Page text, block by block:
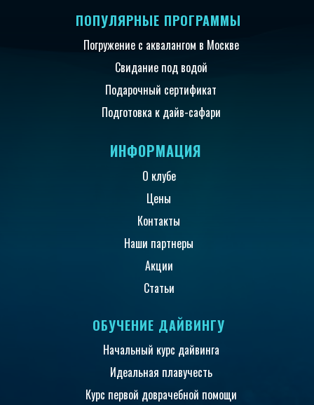
ИНФОРМАЦИЯ
О клубе
Цены
Контакты
Наши партнеры
Акции
Статьи
Погружение с аквалангом в Москве
Свидание под водой
Подарочный сертификат
Подготовка к дайв-сафари
ПОПУЛЯРНЫЕ ПРОГРАММЫ
Начальный курс дайвинга
Идеальная плавучесть
Курс первой доврачебной помощи
ОБУЧЕНИЕ ДАЙВИНГУ